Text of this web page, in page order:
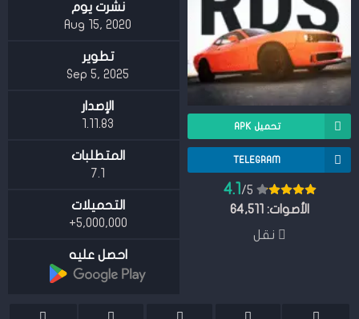
تحميل APK
TELEGRAM
4.1 /5
الأصوات: 64,511
نقل
نشرت يوم
Aug 15, 2020
تطوير
Sep 5, 2025
الإصدار
1.11.83
المتطلبات
7.1
التحميلات
5,000,000+
احصل عليه